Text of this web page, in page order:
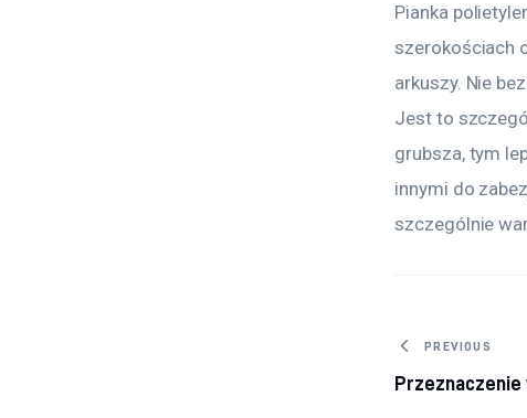
Pianka
szerokościach
arkuszy. Nie
Jest to
grubsza, tym
innymi do
szczególnie
PREVIOUS